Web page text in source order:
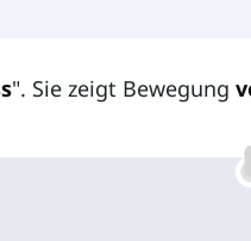
". Sie zeigt Bewegung